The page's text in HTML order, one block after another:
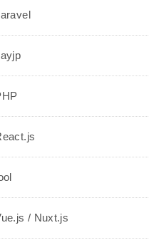
/ Nuxt.js